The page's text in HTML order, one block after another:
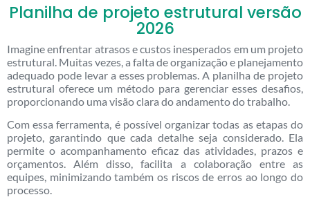
Planilha de projeto estrutural versão
2026
Imagine enfrentar atrasos e custos inesperados em um projeto
estrutural. Muitas vezes, a falta de organização e planejamento
adequado pode levar a esses problemas. A planilha de projeto
estrutural oferece um método para gerenciar esses desafios,
proporcionando uma visão clara do andamento do trabalho.
Com essa ferramenta, é possível organizar todas as etapas do
projeto, garantindo que cada detalhe seja considerado. Ela
permite o acompanhamento eficaz das atividades, prazos e
orçamentos. Além disso, facilita a colaboração entre as
equipes, minimizando também os riscos de erros ao longo do
processo.